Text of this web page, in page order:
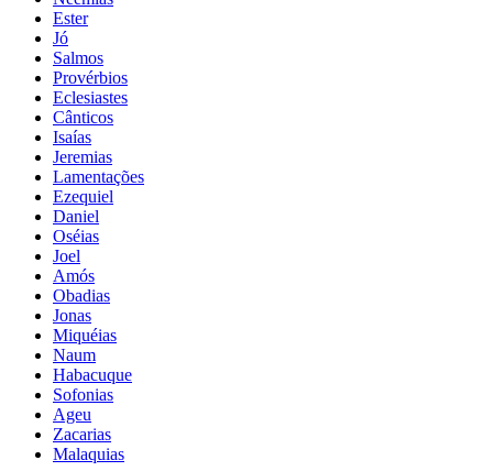
Ester
Jó
Salmos
Provérbios
Eclesiastes
Cânticos
Isaías
Jeremias
Lamentações
Ezequiel
Daniel
Oséias
Joel
Amós
Obadias
Jonas
Miquéias
Naum
Habacuque
Sofonias
Ageu
Zacarias
Malaquias